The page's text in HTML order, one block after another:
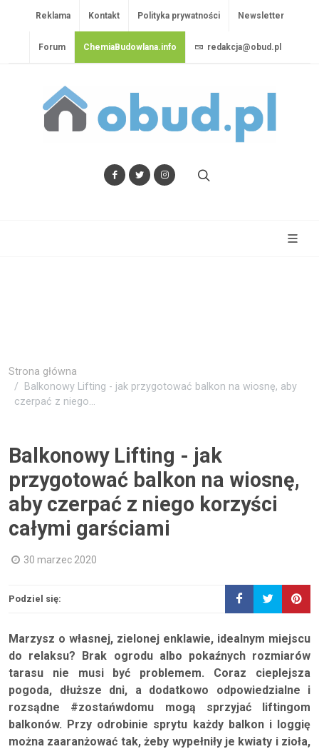
Reklama Kontakt Polityka prywatności Newsletter
Forum ChemiaBudowlana.info redakcja@obud.pl
Strona główna
Balkonowy Lifting - jak przygotować balkon na wiosnę, aby
czerpać z niego...
Balkonowy Lifting - jak
przygotować balkon na wiosnę,
aby czerpać z niego korzyści
całymi garściami
30 marzec 2020
Podziel się:
Marzysz o własnej, zielonej enklawie, idealnym miejscu
do relaksu? Brak ogrodu albo pokaźnych rozmiarów
tarasu nie musi być problemem. Coraz cieplejsza
pogoda, dłuższe dni, a dodatkowo odpowiedzialne i
rozsądne #zostańwdomu mogą sprzyjać liftingom
balkonów. Przy odrobinie sprytu każdy balkon i loggię
można zaaranżować tak, żeby wypełniły je kwiaty i zioła,